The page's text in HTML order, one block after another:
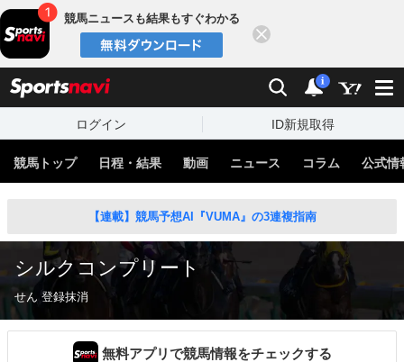
競馬ニュースも結果もすぐわかる
検索 通知
i
ログイン ID新規取得
競馬トップ 日程・結果 動画 ニュース コラム 公式情
【連載】競馬予想AI『VUMA』の3連複指南
シルクコンプリート
せん 登録抹消
無料アプリで競馬情報をチェックする